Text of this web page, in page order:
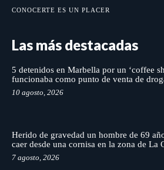
CONOCERTE ES UN PLACER
Las más destacadas
5 detenidos en Marbella por un ‘coffee
funcionaba como punto de venta de
10 agosto, 2026
Herido de gravedad un hombre de 69
caer desde una cornisa en la zona de La
7 agosto, 2026